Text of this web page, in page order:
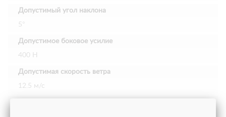
Допустимый угол наклона
5°
Допустимое боковое усилие
400 Н
Допустимая скорость ветра
12.5 м/с